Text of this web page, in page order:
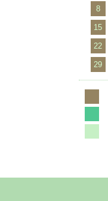
8
15
22
29